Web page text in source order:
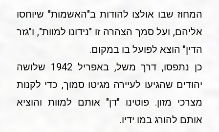
המחוז שבו אולצו להודות ב"האשמות" שיוחסו
אליהם, ועל סמך הצהרה זו "נידונו למוות", ו"גזר
הדין" הוצא לפועל בו במקום.
כן נתפסו, דרך משל, באפריל 1942 שלושה
יהודים שהגיעו לעיירה מגיטו סמוך, כדי לקנות
מצרכי מזון. פוטינו "דן" אותם למוות והוציא
אותם להורג במו ידיו.